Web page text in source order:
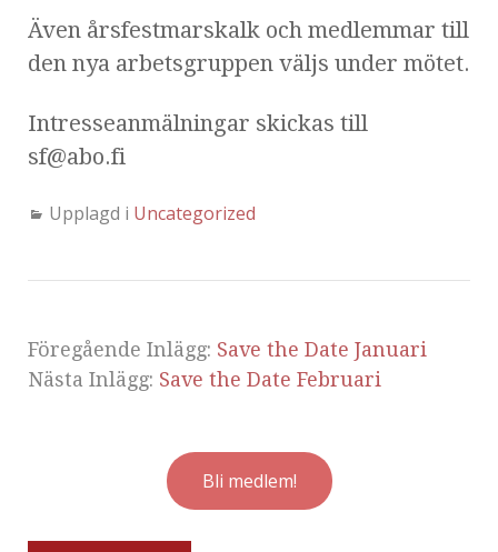
Även årsfestmarskalk och medlemmar till
den nya arbetsgruppen väljs under mötet.
Intresseanmälningar skickas till
sf@abo.fi
Upplagd i Uncategorized
Föregående Inlägg: Save the Date Januari
Nästa Inlägg: Save the Date Februari
Bli medlem!